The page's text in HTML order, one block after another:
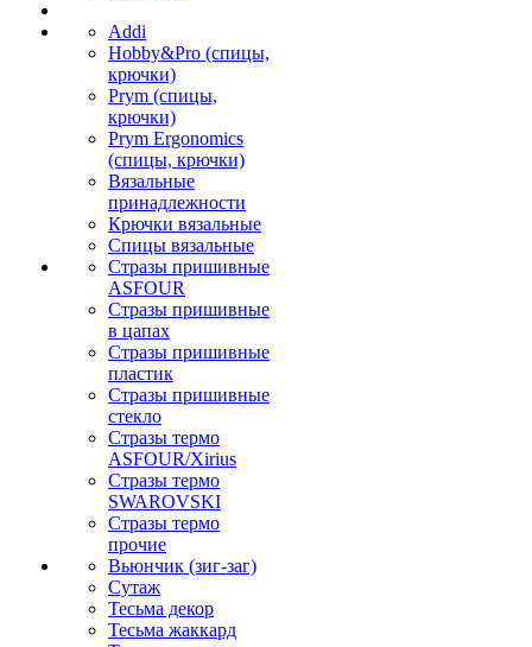
Addi
Hobby&Pro (спицы,
крючки)
Prym (спицы,
крючки)
Prym Ergonomics
(спицы, крючки)
Вязальные
принадлежности
Крючки вязальные
Спицы вязальные
Стразы пришивные
ASFOUR
Стразы пришивные
в цапах
Стразы пришивные
пластик
Стразы пришивные
стекло
Стразы термо
ASFOUR/Xirius
Стразы термо
SWAROVSKI
Стразы термо
прочие
Вьюнчик (зиг-заг)
Сутаж
Тесьма декор
Тесьма жаккард